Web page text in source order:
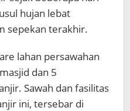
hujan lebat
sepekan terakhir.
lahan persawahan
dan 5
Sawah dan fasilitas
ini, tersebar di